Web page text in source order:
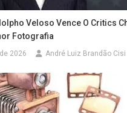
Veloso Vence O Critics
Fotografia
2026 André Luiz Brandão Cisi